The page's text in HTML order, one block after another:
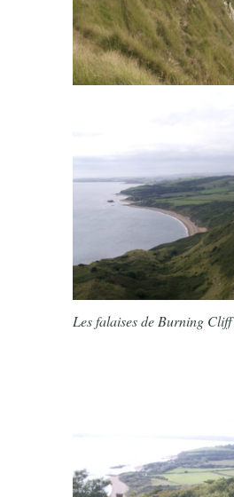
Les falaises de Burning Cliff